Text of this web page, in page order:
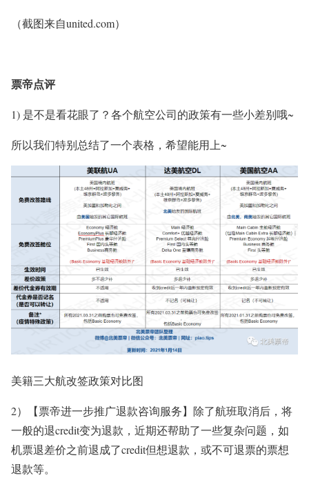
（截图来自united.com）
票帝点评
1) 是不是看花眼了？各个航空公司的政策有一些小差别哦~
所以我们特别总结了一个表格，希望能用上~
美籍三大航改签政策对比图
2）
【票帝进一步推广退款咨询服务】除了航班取消后，将
一般的退credit变为退款，近期还帮助了一些复杂问题，如
机票退差价之前退成了credit但想退款，或不可退票的票想
退款等。